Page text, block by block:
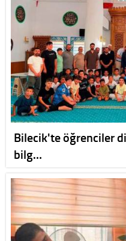
Bilecik'te öğrenciler
bilg…